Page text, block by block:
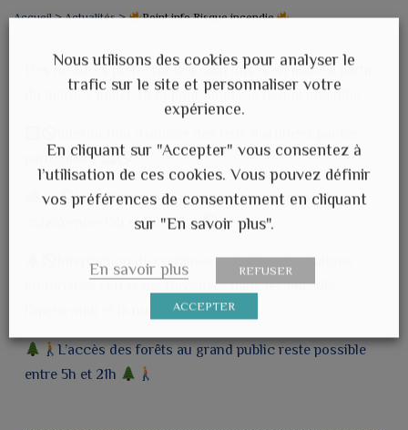
Accueil>Actualités> Point info Risque incendie
Des mesures préfectorales sont mises en place à partir
du mardi 7 juillet 2026 pour limiter le risque incendie :
particuliers
Interdiction des activités de moissons (hors
colza) entre 13h et 21h
Interdiction de certaines activités, circulations
motorisées et travaux forestiers dans les massifs
L’accès des forêts au grand public reste possible
entre 5h et 21h
Nous utilisons des cookies pour analyser le
trafic sur le site et personnaliser votre
expérience.
En cliquant sur "Accepter" vous consentez à
l’utilisation de ces cookies. Vous pouvez définir
vos préférences de consentement en cliquant
sur "En savoir plus".
En savoir plus REFUSER
ACCEPTER